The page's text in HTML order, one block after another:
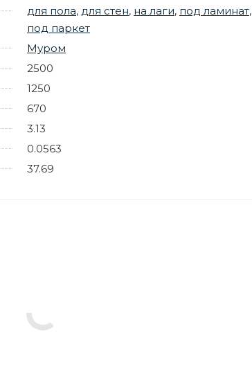
для пола, для стен, на лаги, под ламинат,
под паркет
Муром
2500
1250
670
3.13
0.0563
37.69